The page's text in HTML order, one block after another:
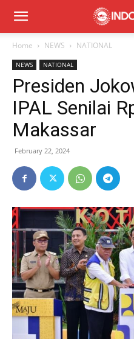
Home NEWS NATIONAL
NEWS NATIONAL
Presiden
IPAL Senilai
Makassar
February 22, 2024